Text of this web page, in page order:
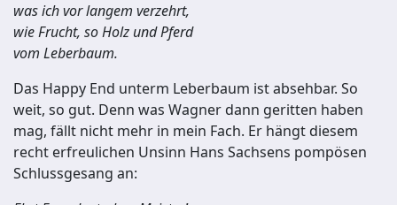
was ich vor langem verzehrt,
wie Frucht, so Holz und Pferd
vom Leberbaum.
Das Happy End unterm Leberbaum ist absehbar. So
weit, so gut. Denn was Wagner dann geritten haben
mag, fällt nicht mehr in mein Fach. Er hängt diesem
recht erfreulichen Unsinn Hans Sachsens pompösen
Schlussgesang an: